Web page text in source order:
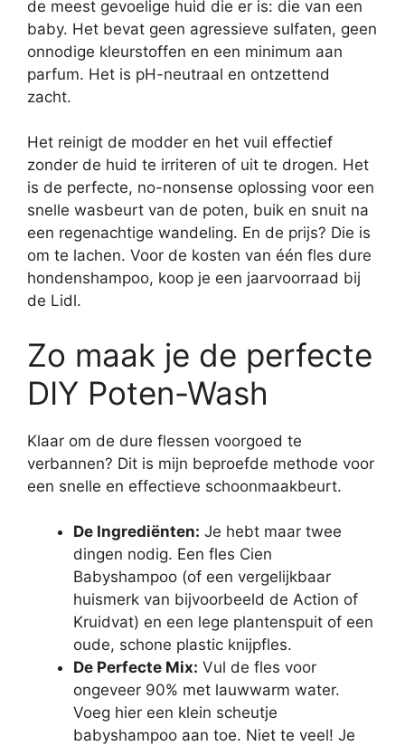
de meest gevoelige huid die er is: die van een
baby. Het bevat geen agressieve sulfaten, geen
onnodige kleurstoffen en een minimum aan
parfum. Het is pH-neutraal en ontzettend
zacht.
Het reinigt de modder en het vuil effectief
zonder de huid te irriteren of uit te drogen. Het
is de perfecte, no-nonsense oplossing voor een
snelle wasbeurt van de poten, buik en snuit na
een regenachtige wandeling. En de prijs? Die is
om te lachen. Voor de kosten van één fles dure
hondenshampoo, koop je een jaarvoorraad bij
de Lidl.
Zo maak je de perfecte
DIY Poten-Wash
Klaar om de dure flessen voorgoed te
verbannen? Dit is mijn beproefde methode voor
een snelle en effectieve schoonmaakbeurt.
De Ingrediënten: Je hebt maar twee
dingen nodig. Een fles Cien
Babyshampoo (of een vergelijkbaar
huismerk van bijvoorbeeld de Action of
Kruidvat) en een lege plantenspuit of een
oude, schone plastic knijpfles.
De Perfecte Mix: Vul de fles voor
ongeveer 90% met lauwwarm water.
Voeg hier een klein scheutje
babyshampoo aan toe. Niet te veel! Je